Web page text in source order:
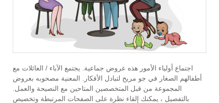
اجتماع أولياء الأمور هذه عروض جماعية. يجتمع الآباء / العائلات مع
أطفالهم الصغار في جو مريح لتبادل الأفكار. المعنية مصحوبه بعروض
المجموعة من قبل المتخصصين المتاحين مع النصيحة والعمل.
بالتفصيل ، يمكنك إلقاء نظرة على الصفحات المرتبطة وتخصيص